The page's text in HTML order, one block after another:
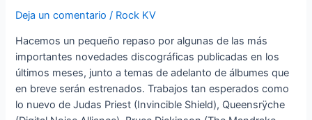
Deja un comentario / Rock KV
Hacemos un pequeño repaso por algunas de las más
importantes novedades discográficas publicadas en los
últimos meses, junto a temas de adelanto de álbumes que
en breve serán estrenados. Trabajos tan esperados como
lo nuevo de Judas Priest (Invincible Shield), Queensrÿche